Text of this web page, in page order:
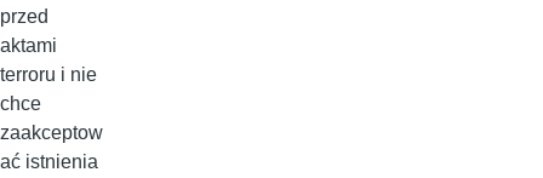
przed
aktami
terroru i nie
chce
zaakceptow
ać istnienia